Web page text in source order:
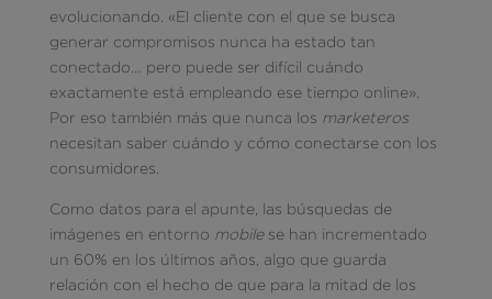
evolucionando. «El cliente con el que se busca
generar compromisos nunca ha estado tan
conectado… pero puede ser difícil cuándo
exactamente está empleando ese tiempo online».
Por eso también más que nunca los marketeros
necesitan saber cuándo y cómo conectarse con los
consumidores.
Como datos para el apunte, las búsquedas de
imágenes en entorno mobilese han incrementado
un 60% en los últimos años, algo que guarda
relación con el hecho de que para la mitad de los